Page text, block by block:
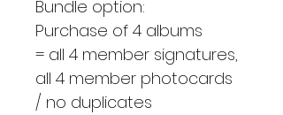
Bundle option:
Purchase of 4 albums
= all 4 member signatures,
all 4 member photocards
/ no duplicates